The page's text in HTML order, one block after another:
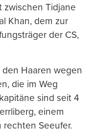
zwischen Tidjane
Khan, dem zur
der CS,
Haaren wegen
die im Weg
sind seit 4
einem
Seeufer.